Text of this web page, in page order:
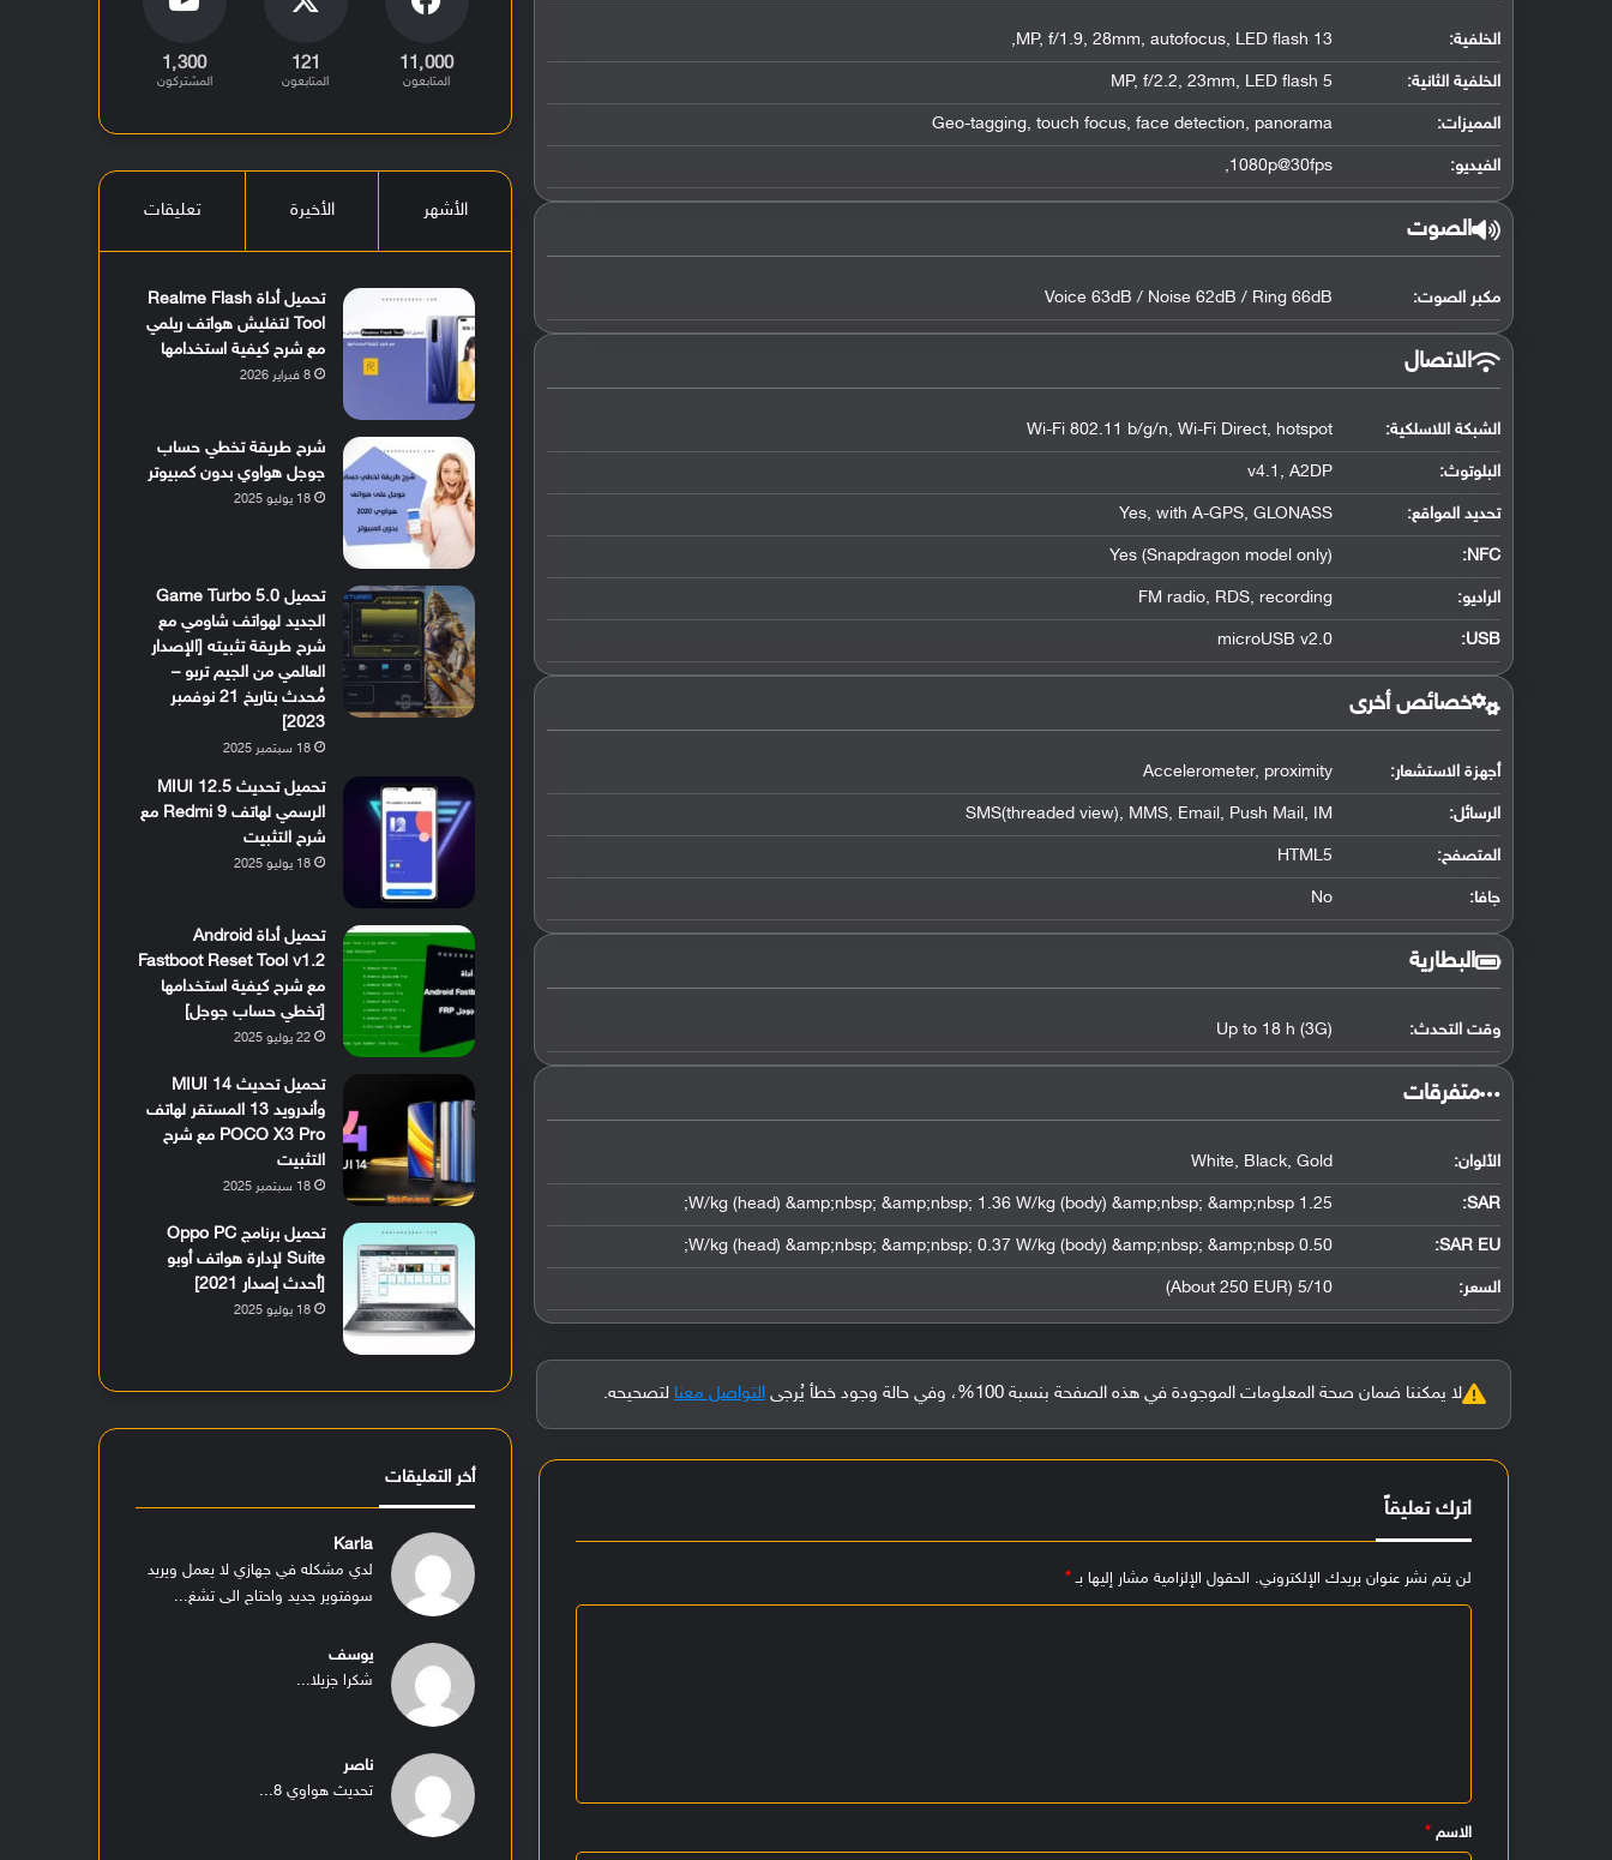
الخلفية: 13 MP, f/1.9, 28mm, autofocus, LED flash,
الخلفية الثانية: 5 MP, f/2.2, 23mm, LED flash
المميزات: Geo-tagging, touch focus, face detection, panorama
الفيديو: 1080p@30fps,
الصوت
مكبر الصوت: Voice 63dB / Noise 62dB / Ring 66dB
الاتصال
الشبكة اللاسلكية: Wi-Fi 802.11 b/g/n, Wi-Fi Direct, hotspot
البلوتوث:
v4.1, A2DP
تحديد المواقع:
Yes, with A-GPS, GLONASS
NFC
:
Yes (Snapdragon model only)
الراديو: FM radio, RDS, recording
USB
:
microUSB v2.0
خصائص أخرى
أجهزة الاستشعار: Accelerometer, proximity
الرسائل: SMS(threaded view), MMS, Email, Push Mail, IM
المتصفح: HTML5
جافا: No
البطارية
وقت التحدث: Up to 18 h (3G)
‏متفرقات‏
الألوان: White, Black, Gold
SAR
:
1.25 W/kg (head) &amp;nbsp; &amp;nbsp; 1.36 W/kg (body) &amp;nbsp; &amp;nbsp;
SAR EU:
0.50 W/kg (head) &amp;nbsp; &amp;nbsp; 0.37 W/kg (body) &amp;nbsp; &amp;nbsp;
السعر: 5/10 (About 250 EUR)
لا يمكننا ضمان صحة المعلومات الموجودة في هذه الصفحة بنسبة 100%، وفي حالة وجود خطأ يُرجى التواصل معنا لتصحيحه.
اترك تعليقاً
لن يتم نشر عنوان بريدك الإلكتروني. الحقول الإلزامية مشار إليها بـ*
الاسم*
11٬000
المتابعون
121
المتابعون
1٬300
المشتركون
الأشهر الأخيرة تعليقات
تحميل أداة Realme Flash
Tool لتفليش هواتف ريلمي
مع شرح كيفية استخدامها
8 فبراير 2026
شرح طريقة تخطي حساب
جوجل هواوي بدون كمبيوتر
18 يوليو 2025
تحميل Game Turbo 5.0
الجديد لهواتف شاومي مع
شرح طريقة تثبيته [الإصدار
العالمي من الجيم تربو –
مُحدث بتاريخ 21 نوفمبر
2023]
18 سبتمبر 2025
تحميل تحديث MIUI 12.5
الرسمي لهاتف Redmi 9 مع
شرح التثبيت
18 يوليو 2025
تحميل أداة Android
Fastboot Reset Tool v1.2
مع شرح كيفية استخدامها
[تخطي حساب جوجل]
22 يوليو 2025
تحميل تحديث MIUI 14
وأندرويد 13 المستقر لهاتف
POCO X3 Pro مع شرح
التثبيت
18 سبتمبر 2025
تحميل برنامج Oppo PC
Suite لإدارة هواتف أوبو
[أحدث إصدار 2021]
18 يوليو 2025
أخر التعليقات
Karla
لدي مشكله في جهازي لا يعمل ويريد
سوفتوير جديد واحتاج الى تشغ...
يوسف
شكرا جزيلا...
ناصر
تحديث هواوي 8...